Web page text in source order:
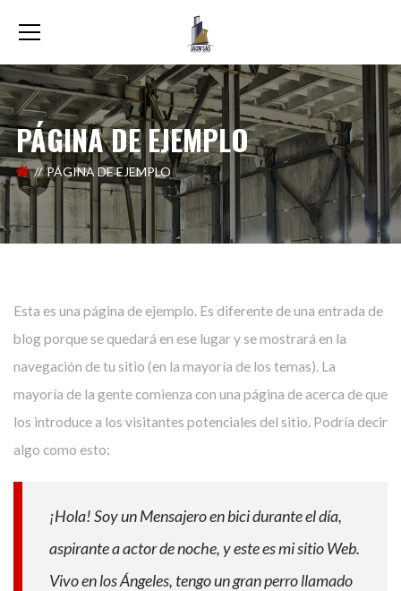
PÁGINA DE EJEMPLO
PÁGINA DE EJEMPLO
Esta es una página de ejemplo. Es diferente de una entrada de
blog porque se quedará en ese lugar y se mostrará en la
navegación de tu sitio (en la mayoría de los temas). La
mayoría de la gente comienza con una página de acerca de que
los introduce a los visitantes potenciales del sitio. Podría decir
algo como esto:
¡Hola! Soy un Mensajero en bici durante el día,
aspirante a actor de noche, y este es mi sitio Web.
Vivo en los Ángeles, tengo un gran perro llamado